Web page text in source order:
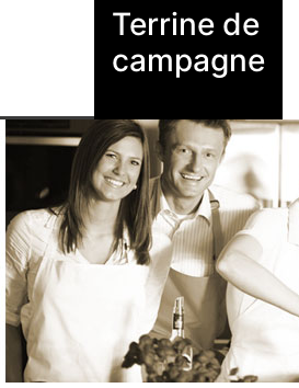
Terrine de
campagne